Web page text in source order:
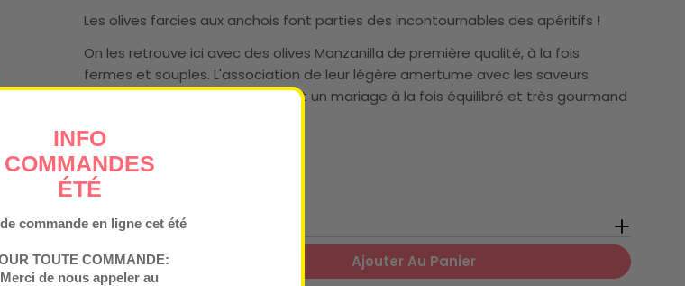
Les olives farcies aux anchois font parties des incontournables des apéritifs !
On les retrouve ici avec des olives Manzanilla de première qualité, à la fois
fermes et souples. L'association de leur légère amertume avec les saveurs
salées et iodées des anchois est un mariage à la fois équilibré et très gourmand
Prix
régulier
€3,90
Taxe incluse.
Conservation
Quantité
Diminuer La Quantité Pour Olive Farcies Anchois 350/150G
Augmenter La Quantité Pour Olive Farcies Anchois 350/150G
Ajouter Au Panier
INFO
COMMANDES
ÉTÉ
commande en ligne cet été
TOUTE COMMANDE:
Merci de nous appeler au